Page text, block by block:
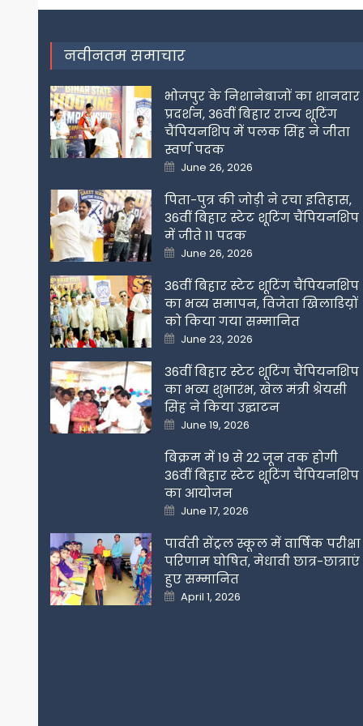
navigation
नवीनतम समाचार
भोजपुर के निशानेबाजों का शानदार
प्रदर्शन, 36वीं बिहार राज्य शूटिंग
चैंपियनशिप में पलक सिंह ने जीता
स्वर्ण पदक
Posted
on
June 26, 2026
पिता-पुत्र की जोड़ी ने रचा इतिहास,
36वीं बिहार स्टेट शूटिंग चैंपियनशिप
में जीते 11 पदक
Posted
on
June 26, 2026
36वीं बिहार स्टेट शूटिंग चैंपियनशिप
का भव्य समापन, विजेता खिलाडिय़ों
को किया गया सम्मानित
Posted
on
June 23, 2026
36वीं बिहार स्टेट शूटिंग चैंपियनशिप
का भव्य शुभारंभ, खेल मंत्री श्रेयसी
सिंह ने किया उद्घाटन
Posted
on
June 19, 2026
बिक्रम में 19 से 22 जून तक होगी
36वीं बिहार स्टेट शूटिंग चैंपियनशिप
का आयोजन
Posted
on
June 17, 2026
पार्वती सेंट्रल स्कूल में वार्षिक परीक्षा
परिणाम घोषित, मेधावी छात्र-छात्राएं
हुए सम्मानित
Posted
on
April 1, 2026